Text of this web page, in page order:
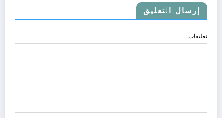
إرسال التعليق
تعليقات